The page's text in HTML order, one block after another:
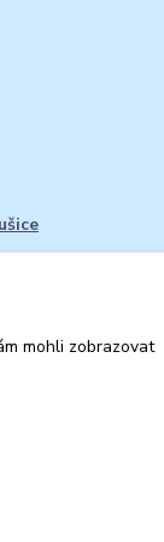
mohli zobrazovat